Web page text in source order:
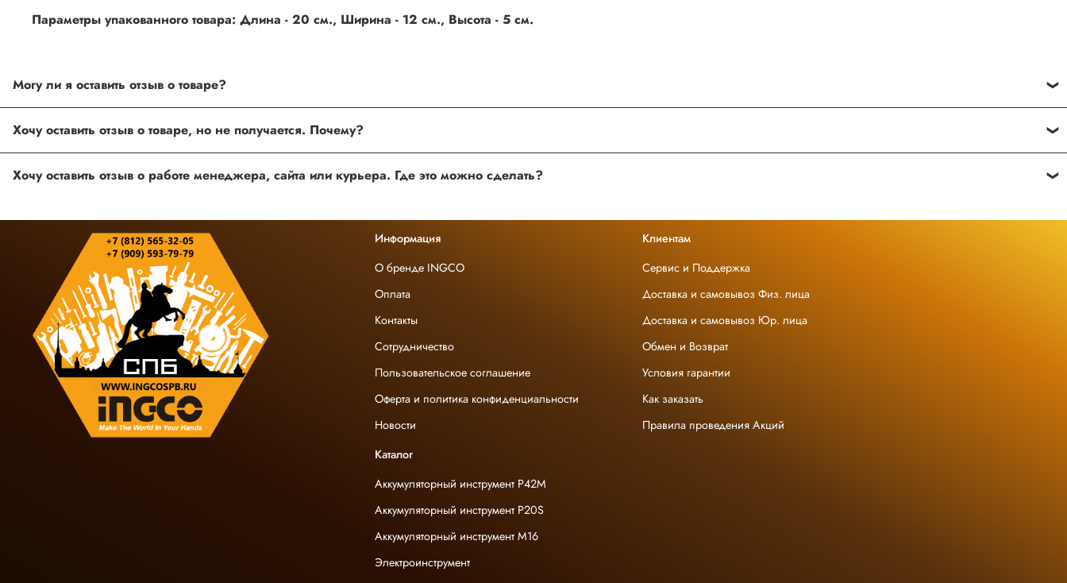
Параметры упакованного товара: Длина - 20 см., Ширина - 12 см., Высота - 5 см.
товарах проходят модерацию.
ingco.or.itk@gmail.com; ingco.spb@mail.ru
Ваш отзыв о товаре, магазине или работе продавца поможет нам улучшать сервис и будет полезен другим покупателям.
Оставить отзыв о покупке
Информация
О бренде INGCO
Оплата
Контакты
Сотрудничество
Пользовательское соглашение
Оферта и политика конфиденциальности
Новости
Клиентам
Сервис и Поддержка
Доставка и самовывоз Физ. лица
Доставка и самовывоз Юр. лица
Обмен и Возврат
Условия гарантии
Как заказать
Правила проведения Акций
Каталог
Аккумуляторный инструмент P42M
Аккумуляторный инструмент P20S
Аккумуляторный инструмент M16
Электроинструмент